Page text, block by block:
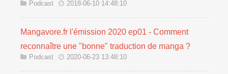
Podcast 2018-06-10 14:48:10
Mangavore.fr l'émission 2020 ep01 - Comment
reconnaître une "bonne" traduction de manga ?
Podcast 2020-06-23 13:48:10